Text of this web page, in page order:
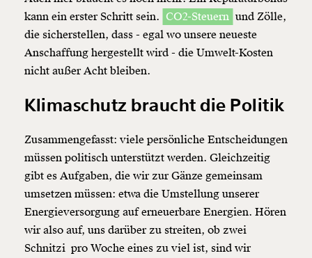
1/3
kann ein erster Schritt sein. CO2-Steuern und Zölle,
die sicherstellen, dass - egal wo unsere neueste
Anschaffung hergestellt wird - die Umwelt-Kosten
nicht außer Acht bleiben.
Klimaschutz braucht die Politik
Zusammengefasst: viele persönliche Entscheidungen
müssen politisch unterstützt werden. Gleichzeitig
gibt es Aufgaben, die wir zur Gänze gemeinsam
umsetzen müssen: etwa die Umstellung unserer
Energieversorgung auf erneuerbare Energien. Hören
wir also auf, uns darüber zu streiten, ob zwei
Schnitzi pro Woche eines zu viel ist, sind wir